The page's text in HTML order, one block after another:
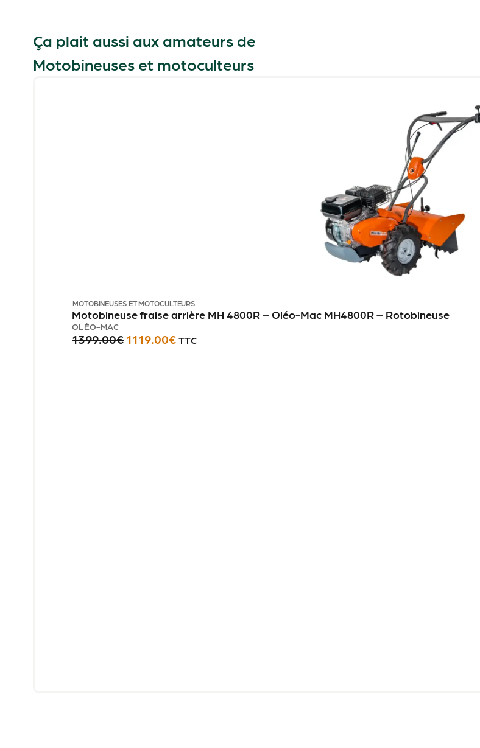
Ça plait aussi aux amateurs de
Motobineuses et motoculteurs
MOTOBINEUSES ET MOTOCULTEURS
Motobineuse fraise arrière MH 4800R – Oléo-Mac MH4800R – Rotobineuse
OLÉO-MAC
1399.00€ 1119.00€ TTC